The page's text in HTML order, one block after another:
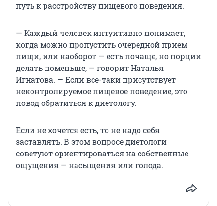
путь к расстройству пищевого поведения.
— Каждый человек интуитивно понимает,
когда можно пропустить очередной прием
пищи, или наоборот — есть почаще, но порции
делать поменьше, — говорит Наталья
Игнатова. — Если все-таки присутствует
неконтролируемое пищевое поведение, это
повод обратиться к диетологу.
Если не хочется есть, то не надо себя
заставлять. В этом вопросе диетологи
советуют ориентироваться на собственные
ощущения — насыщения или голода.